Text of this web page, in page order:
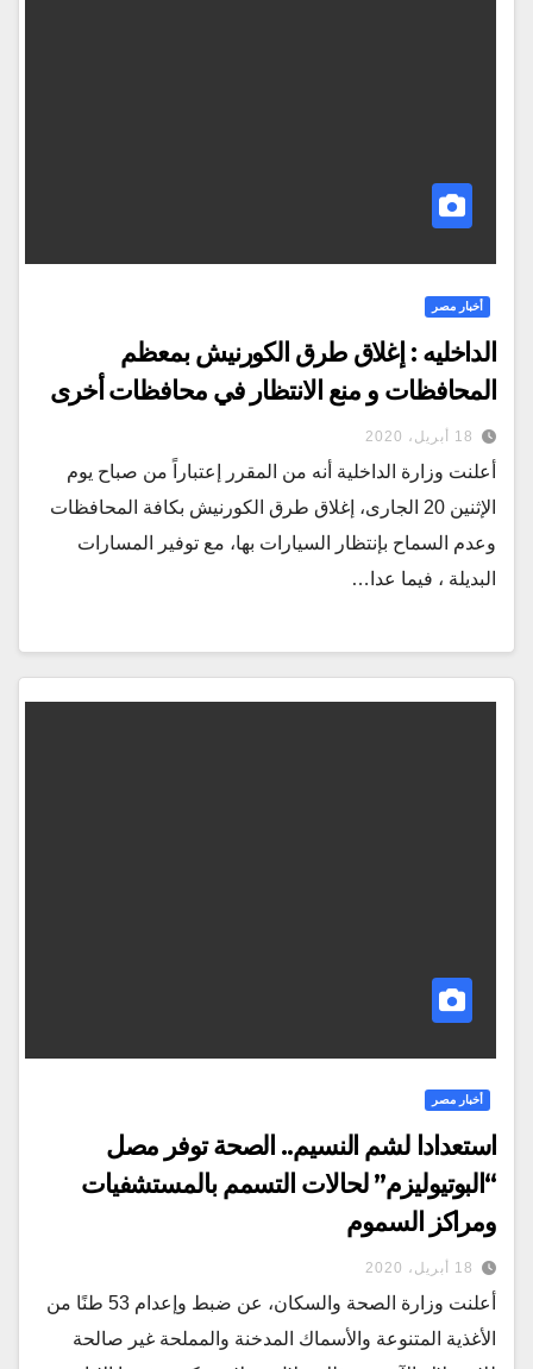
أخبار مصر
الداخليه : إغلاق طرق الكورنيش بمعظم
المحافظات و منع الانتظار في محافظات أخرى
18 أبريل، 2020
أعلنت وزارة الداخلية أنه من المقرر إعتباراً من صباح يوم
الإثنين 20 الجارى، إغلاق طرق الكورنيش بكافة المحافظات
وعدم السماح بإنتظار السيارات بها، مع توفير المسارات
البديلة ، فيما عدا…
أخبار مصر
استعدادا لشم النسيم.. الصحة توفر مصل
“البوتيوليزم” لحالات التسمم بالمستشفيات
ومراكز السموم
18 أبريل، 2020
أعلنت وزارة الصحة والسكان، عن ضبط وإعدام 53 طنًا من
الأغذية المتنوعة والأسماك المدخنة والمملحة غير صالحة